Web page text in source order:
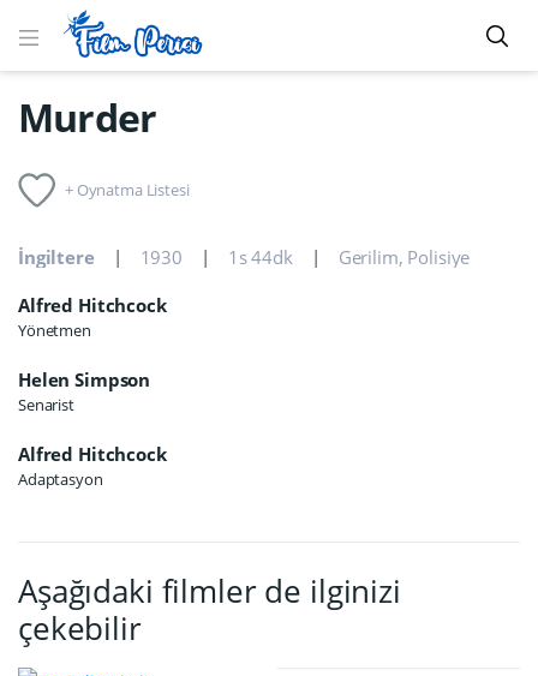
Murder
+ Oynatma Listesi
İngiltere 1930 1s 44dk Gerilim, Polisiye
Alfred Hitchcock
Yönetmen
Helen Simpson
Senarist
Alfred Hitchcock
Adaptasyon
Aşağıdaki filmler de ilginizi
çekebilir